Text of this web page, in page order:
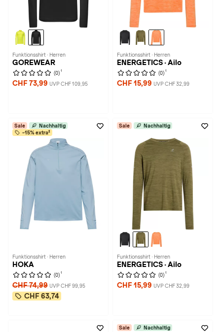
Funktionsshirt · Herren
GOREWEAR
(0) 1
CHF 73,99 UVP CHF 109,95
Funktionsshirt · Herren
ENERGETICS · Ailo
(0) 1
CHF 15,99 UVP CHF 32,99
Sale
Nachhaltig
-15% extra²
Funktionsshirt · Herren
HOKA
(0) 1
CHF 74,99 UVP CHF 99,95
CHF 63,74
Sale Nachhaltig
Funktionsshirt · Herren
ENERGETICS · Ailo
(0) 1
CHF 15,99 UVP CHF 32,99
Sale Nachhaltig